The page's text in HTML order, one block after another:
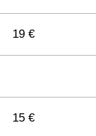
19 €
15 €